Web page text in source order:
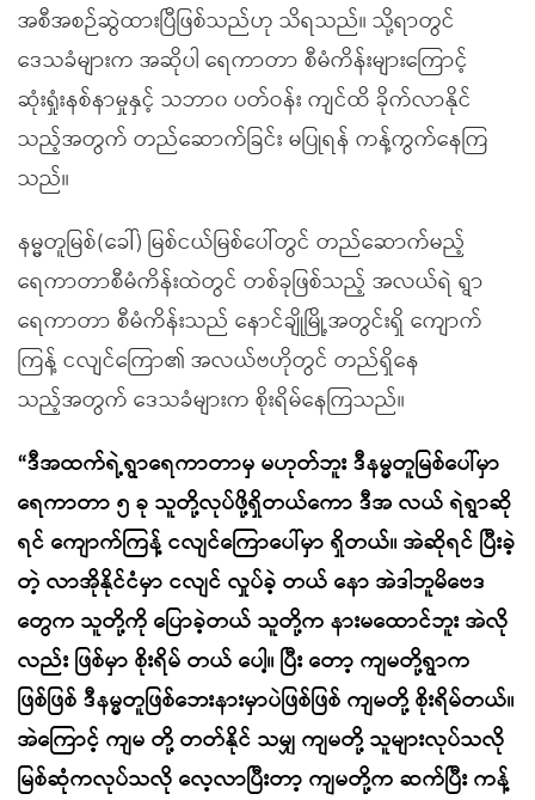
အစီအစဉ်ဆွဲထားပြီဖြစ်သည်ဟု သိရသည်။ သို့ရာတွင်
ဒေသခံများက အဆိုပါ ရေကာတာ စီမံကိန်းများကြောင့်
ဆုံးရှုံးနစ်နာမှုနှင့် သဘာ၀ ပတ်ဝန်း ကျင်ထိ ခိုက်လာနိုင်
သည့်အတွက် တည်ဆောက်ခြင်း မပြုရန် ကန့်ကွက်နေကြ
သည်။
နမ္မတူမြစ်(ခေါ်) မြစ်ငယ်မြစ်ပေါ်တွင် တည်ဆောက်မည့်
ရေကာတာစီမံကိန်းထဲတွင် တစ်ခုဖြစ်သည့် အလယ်ရဲ ရွာ
ရေကာတာ စီမံကိန်းသည် နောင်ချိုမြို့အတွင်းရှိ ကျောက်
ကြန့် ငလျင်ကြော၏ အလယ်ဗဟိုတွင် တည်ရှိနေ
သည့်အတွက် ဒေသခံများက စိုးရိမ်နေကြသည်။
“ဒီအထက်ရဲ့ရွာရေကာတာမှ မဟုတ်ဘူး ဒီနမ္မတူမြစ်ပေါ်မှာ
ရေကာတာ ၅ ခု သူတို့လုပ်ဖို့ရှိတယ်ကော ဒီအ လယ် ရဲရွာဆို
ရင် ကျောက်ကြန့် ငလျင်ကြောပေါ်မှာ ရှိတယ်။ အဲဆိုရင် ပြီးခဲ့
တဲ့ လာအိုနိုင်ငံမှာ ငလျင် လှုပ်ခဲ့ တယ် နော အဲဒါဘူမိဗေဒ
တွေက သူတို့ကို ပြောခဲ့တယ် သူတို့က နားမထောင်ဘူး အဲလို
လည်း ဖြစ်မှာ စိုးရိမ် တယ် ပေါ့။ ပြီး တော့ ကျမတို့ရွာက
ဖြစ်ဖြစ် ဒီနမ္မတူဖြစ်ဘေးနားမှာပဲဖြစ်ဖြစ် ကျမတို့ စိုးရိမ်တယ်။
အဲကြောင့် ကျမ တို့ တတ်နိုင် သမျှ ကျမတို့ သူများလုပ်သလို
မြစ်ဆုံကလုပ်သလို လေ့လာပြီးတာ့ ကျမတို့က ဆက်ပြီး ကန့်